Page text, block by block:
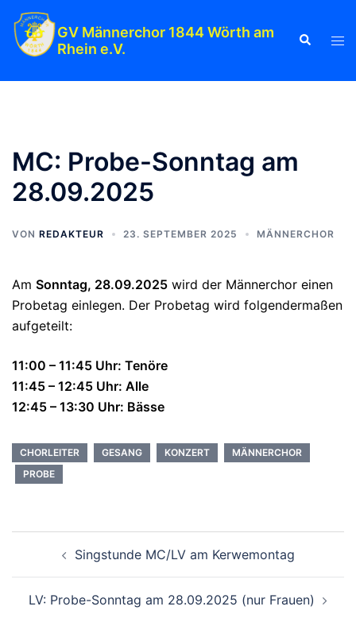
Zum
Inhalt
springen
GV Männerchor 1844 Wörth am
Rhein e.V.
Suche
MC: Probe-Sonntag am
28.09.2025
VON REDAKTEUR 23. SEPTEMBER 2025 MÄNNERCHOR
Am Sonntag, 28.09.2025 wird der Männerchor einen
Probetag einlegen. Der Probetag wird folgendermaßen
aufgeteilt:
11:00 – 11:45 Uhr: Tenöre
11:45 – 12:45 Uhr: Alle
12:45 – 13:30 Uhr: Bässe
CHORLEITER GESANG KONZERT
MÄNNERCHOR
PROBE
Singstunde MC/LV am Kerwemontag
LV: Probe-Sonntag am 28.09.2025 (nur Frauen)